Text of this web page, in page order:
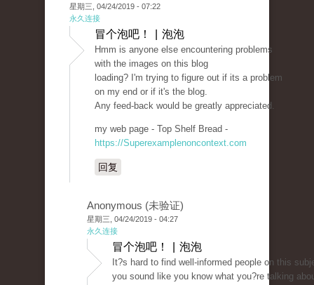
星期三, 04/24/2019 - 07:22
永久连接
冒个泡吧！ | 泡泡
Hmm is anyone else encountering problems
with the images on this blog
loading? I'm trying to figure out if its a problem
on my end or if it's the blog.
Any feed-back would be greatly appreciated.
my web page - Top Shelf Bread -
https://Superexamplenoncontext.com
回复
Anonymous (未验证)
星期三, 04/24/2019 - 04:27
永久连接
冒个泡吧！ | 泡泡
It?s hard to find well-informed people on this
you sound like you know what you?re talking